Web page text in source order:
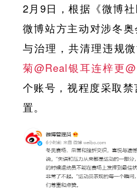
2月9日，根据《微博
微博站方主动对涉冬
与治理，共清理违规
菊@Real银耳连梓更
个账号，视程度采取
置。